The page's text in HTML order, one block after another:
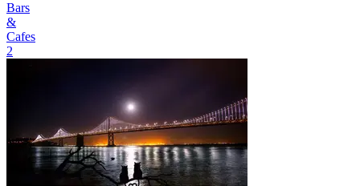
Bars
&
Cafes
2